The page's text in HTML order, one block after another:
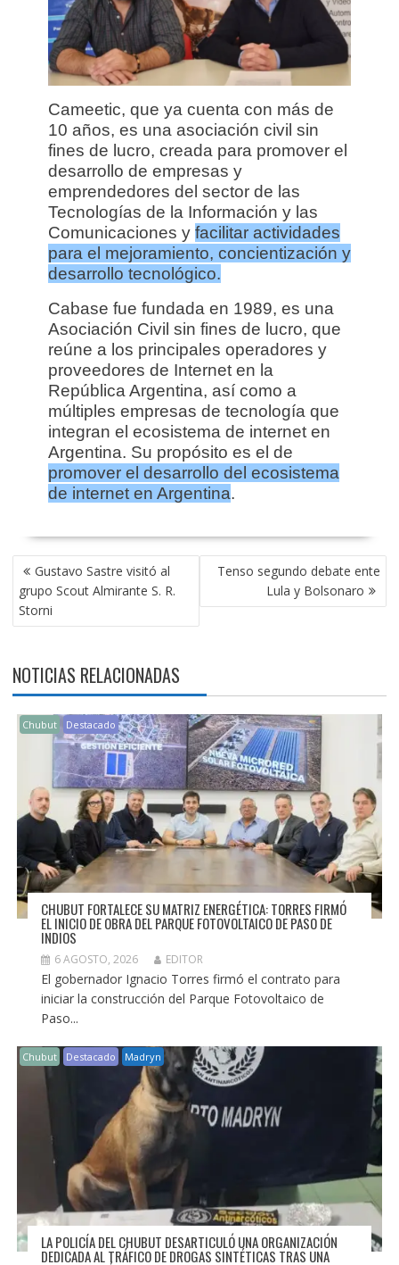
Cameetic, que ya cuenta con más de
10 años, es una asociación civil sin
fines de lucro, creada para promover el
desarrollo de empresas y
emprendedores del sector de las
Tecnologías de la Información y las
Comunicaciones y facilitar actividades
para el mejoramiento, concientización y
desarrollo tecnológico.
Cabase fue fundada en 1989, es una
Asociación Civil sin fines de lucro, que
reúne a los principales operadores y
proveedores de Internet en la
República Argentina, así como a
múltiples empresas de tecnología que
integran el ecosistema de internet en
Argentina. Su propósito es el de
promover el desarrollo del ecosistema
de internet en Argentina.
NAVEGACIÓN
DE
ENTRADAS
Gustavo Sastre visitó al
grupo Scout Almirante S. R.
Storni
Tenso segundo debate ente
Lula y Bolsonaro
NOTICIAS RELACIONADAS
Chubut Destacado
CHUBUT FORTALECE SU MATRIZ ENERGÉTICA: TORRES FIRMÓ
EL INICIO DE OBRA DEL PARQUE FOTOVOLTAICO DE PASO DE
INDIOS
6 AGOSTO, 2026 EDITOR
El gobernador Ignacio Torres firmó el contrato para
iniciar la construcción del Parque Fotovoltaico de
Paso...
Chubut Destacado Madryn
LA POLICÍA DEL CHUBUT DESARTICULÓ UNA ORGANIZACIÓN
DEDICADA AL TRÁFICO DE DROGAS SINTÉTICAS TRAS UNA